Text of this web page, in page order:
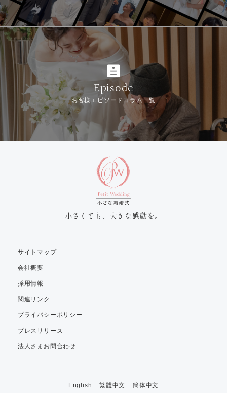
Episode
お客様エピソードコラム一覧
小さくても、大きな感動を。
サイトマップ
会社概要
採用情報
関連リンク
プライバシーポリシー
プレスリリース
法人さまお問合わせ
English 繁體中文 簡体中文